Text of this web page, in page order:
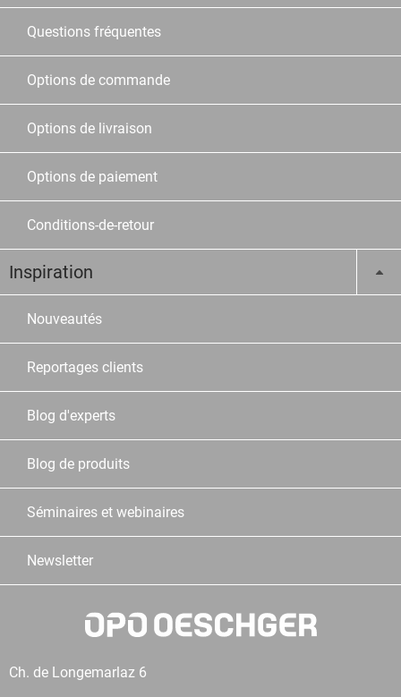
Questions fréquentes
Options de commande
Options de livraison
Options de paiement
Conditions-de-retour
Inspiration
Nouveautés
Reportages clients
Blog d'experts
Blog de produits
Séminaires et webinaires
Newsletter
Ch. de Longemarlaz 6